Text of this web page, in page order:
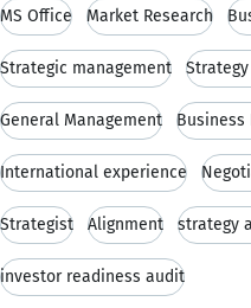
MS Office Market Research
Strategic management
General Management Business
International experience
Strategist Alignment strategy
investor readiness audit